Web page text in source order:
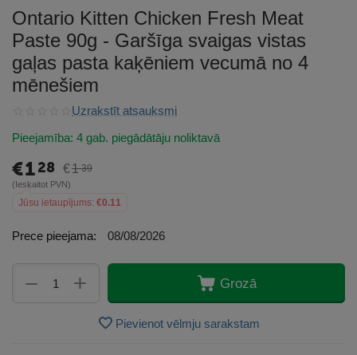
Ontario Kitten Chicken Fresh Meat
Paste 90g - Garšīga svaigas vistas
gaļas pasta kaķēniem vecumā no 4
mēnešiem
Uzrakstīt atsauksmi
Pieejamība: 4 gab. piegādātāju noliktavā
€128 €1 39
(Ieskaitot PVN)
Jūsu ietaupījums: €0.11
Prece pieejama: 08/08/2026
+
− Grozā
Pievienot vēlmju sarakstam